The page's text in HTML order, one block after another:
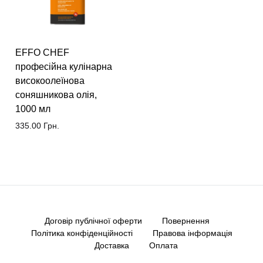
EFFO CHEF
професійна кулінарна
високоолеїнова
соняшникова олія,
1000 мл
335.00 Грн.
Договір публічної оферти
Повернення
Політика конфіденційності
Правова інформація
Доставка
Оплата